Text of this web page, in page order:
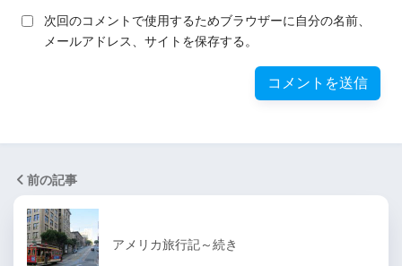
次回のコメントで使用するためブラウザーに自分の名前、
メールアドレス、サイトを保存する。
前の記事
アメリカ旅行記～続き